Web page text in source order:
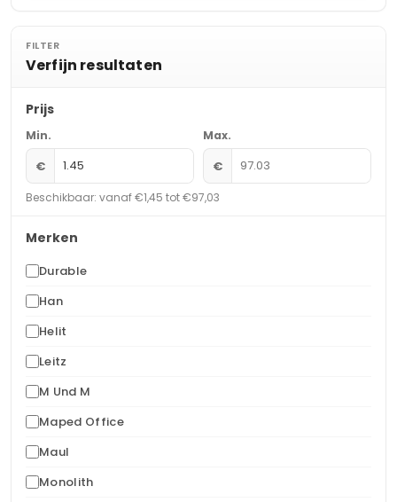
FILTER
Verfijn resultaten
Prijs
Min.
€
Max.
€
Beschikbaar: vanaf €1,45 tot €97,03
Merken
Durable
Han
Helit
Leitz
M Und M
Maped Office
Maul
Monolith